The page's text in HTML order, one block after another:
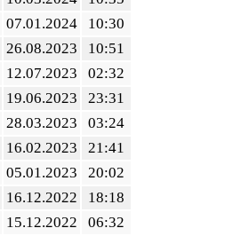
07.01.2024
10:30
26.08.2023
10:51
12.07.2023
02:32
19.06.2023
23:31
28.03.2023
03:24
16.02.2023
21:41
05.01.2023
20:02
16.12.2022
18:18
15.12.2022
06:32